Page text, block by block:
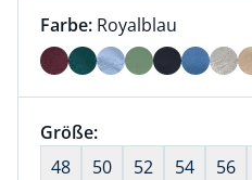
Farbauswahl:
Farbe: aktuell ausgewählt:
Royalblau
Farbe Royalblau
Größenauswahl:
Größe:nichts ausgewählt
48
50 52 54 56